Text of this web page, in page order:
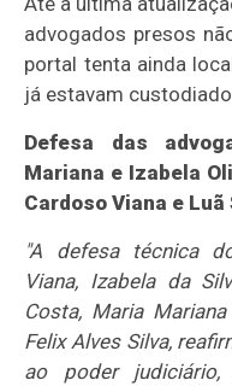
advogados presos
portal tenta ainda
já estavam
Defesa das
Mariana e Izabela
Cardoso Viana e
"A defesa técnica
Viana, Izabela da
Costa, Maria
Felix Alves Silva,
ao poder